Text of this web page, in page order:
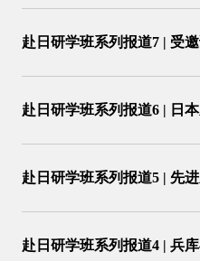
赴日研学班系列报道7 | 受
赴日研学班系列报道6 | 日
赴日研学班系列报道5 | 先
赴日研学班系列报道4 | 兵